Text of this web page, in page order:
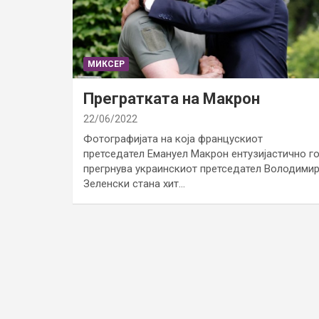
МИКСЕР
Прегратката на Макрон
22/06/2022
Фотографијата на која францускиот
претседател Емануел Макрон ентузијастично го
прегрнува украинскиот претседател Володимир
Зеленски стана хит…